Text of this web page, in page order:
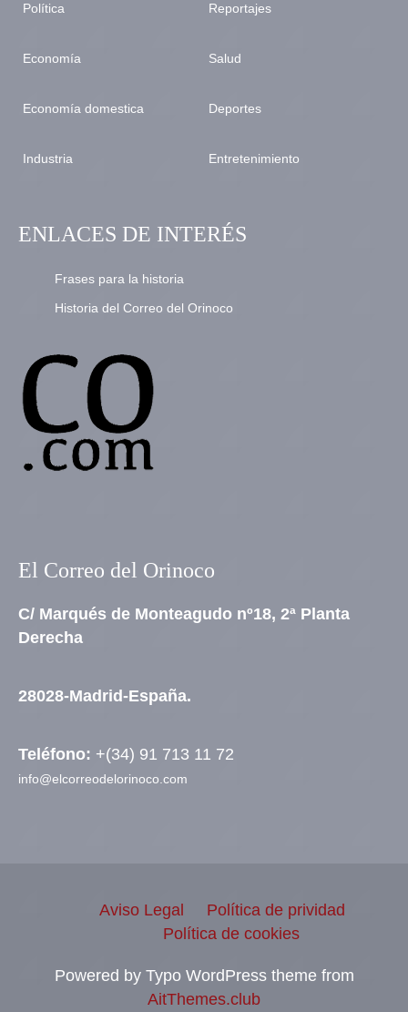
Política
Economía
Economía domestica
Industria
Reportajes
Salud
Deportes
Entretenimiento
ENLACES DE INTERÉS
Frases para la historia
Historia del Correo del Orinoco
El Correo del Orinoco
C/ Marqués de Monteagudo nº18, 2ª Planta
Derecha
28028-Madrid-España.
Teléfono: +(34) 91 713 11 72
info@elcorreodelorinoco.com
Aviso Legal
Política de prividad
Política de cookies
Powered by Typo WordPress theme from
AitThemes.club